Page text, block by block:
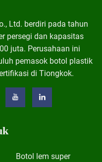
Ltd. berdiri pada tahun
persegi dan kapasitas
juta. Perusahaan ini
pemasok botol plastik
di Tiongkok.
Botol lem super